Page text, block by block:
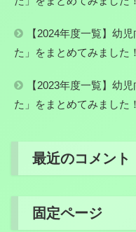
【2024年度一覧】幼
た」をまとめてみました
【2023年度一覧】幼
た」をまとめてみました
最近のコメント
固定ページ